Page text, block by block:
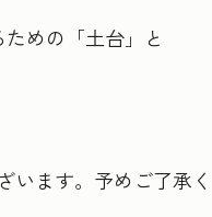
めの「土台」と
ます。予めご了承く